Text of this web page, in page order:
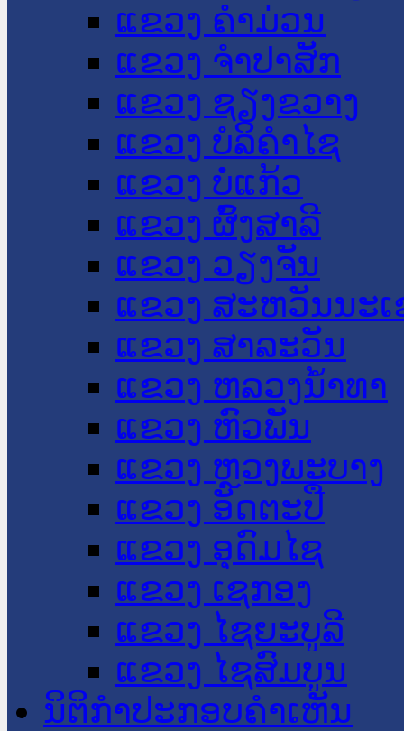
ແຂວງ ຄໍາມ່ວນ
ແຂວງ ຈໍາປາສັກ
ແຂວງ ຊຽງຂວາງ
ແຂວງ ບໍລິຄໍາໄຊ
ແຂວງ ບໍ່ແກ້ວ
ແຂວງ ຜົ້ງສາລີ
ແຂວງ ວຽງຈັນ
ແຂວງ ສະຫວັນນະ
ແຂວງ ສາລະວັນ
ແຂວງ ຫລວງນໍ້າທາ
ແຂວງ ຫົວພັນ
ແຂວງ ຫຼວງພະບາງ
ແຂວງ ອັດຕະປື
ແຂວງ ອຸດົມໄຊ
ແຂວງ ເຊກອງ
ແຂວງ ໄຊຍະບູລີ
ແຂວງ ໄຊສົມບູນ
ນິຕິກໍາປະກອບຄໍາເຫັນ